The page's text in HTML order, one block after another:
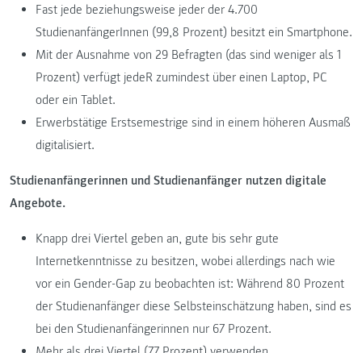
Fast jede beziehungsweise jeder der 4.700
StudienanfängerInnen (99,8 Prozent) besitzt ein Smartphone.
Mit der Ausnahme von 29 Befragten (das sind weniger als 1
Prozent) verfügt jedeR zumindest über einen Laptop, PC
oder ein Tablet.
Erwerbstätige Erstsemestrige sind in einem höheren Ausmaß
digitalisiert.
Studienanfängerinnen und Studienanfänger nutzen digitale
Angebote.
Knapp drei Viertel geben an, gute bis sehr gute
Internetkenntnisse zu besitzen, wobei allerdings nach wie
vor ein Gender-Gap zu beobachten ist: Während 80 Prozent
der Studienanfänger diese Selbsteinschätzung haben, sind es
bei den Studienanfängerinnen nur 67 Prozent.